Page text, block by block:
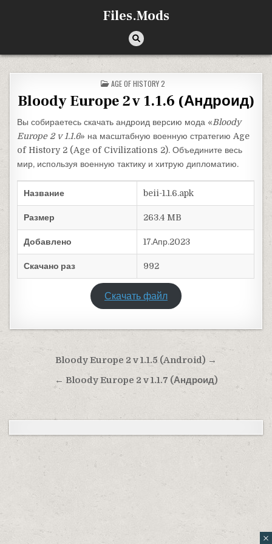
Files.Mods
ОПУБЛИКОВАНО В
AGE OF HISTORY 2
Bloody Europe 2 v 1.1.6 (Андроид)
Вы собираетесь скачать андроид версию мода «Bloody
Europe 2 v 1.1.6» на масштабную военную стратегию Age
of History 2 (Age of Civilizations 2). Объедините весь
мир, используя военную тактику и хитрую дипломатию.
Название beii-1.1.6.apk
Размер 263.4 MB
Добавлено 17.Апр.2023
Скачано раз 992
Скачать файл
Навигация по записям
Bloody Europe 2 v 1.1.5 (Android) →
← Bloody Europe 2 v 1.1.7 (Андроид)